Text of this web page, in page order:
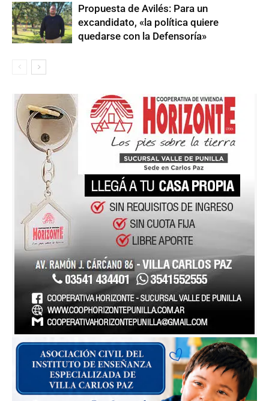
Propuesta de Avilés: Para un
excandidato, «la política quiere
quedarse con la Defensoría»